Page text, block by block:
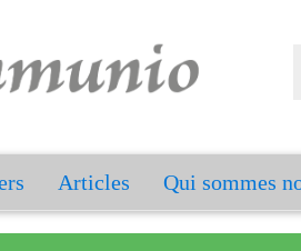
Articles Qui sommes